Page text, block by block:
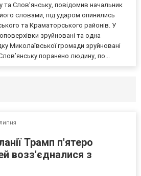
та Слов’янську, повідомив начальник
словами, під ударом опинились
та Краматорського районів. У
зруйновані та одна
Миколаївської громади зруйновані
поранено людину, по...
Трамп п'ятеро
возз'єдналися з